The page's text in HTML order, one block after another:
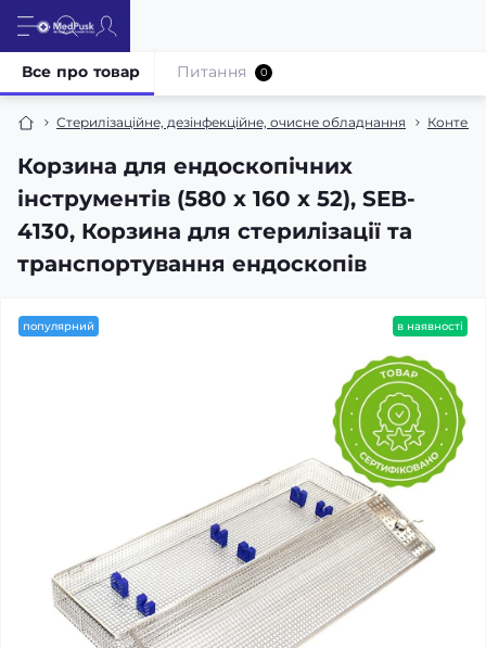
Стерилізаційне, дезінфекційне, очисне обладнання
Корзина для ендоскопічних
інструментів (580 x 160 x 52), SEB-
4130, Корзина для стерилізації та
транспортування ендоскопів
Все про товар Питання 0
популярний в наявності